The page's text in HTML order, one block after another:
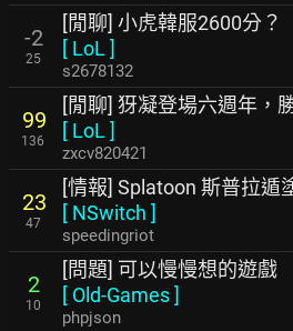
-2
25
[閒聊] 小虎韓服2600分？
[ LoL ]
s2678132
99
136
[閒聊] 犽凝登場六週年，
[ LoL ]
zxcv820421
23
47
[情報] Splatoon 斯普拉遁
[ NSwitch ]
speedingriot
2
10
[問題] 可以慢慢想的遊戲
[ Old-Games]
phpjson